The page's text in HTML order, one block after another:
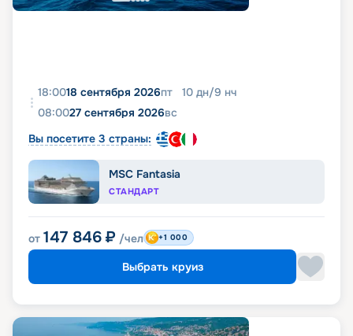
18:0018 сентября 2026пт 10 дн/9 нч
08:0027 сентября 2026вс
Вы посетите 3 страны:
MSC Fantasia
СТАНДАРТ
от 147 846 ₽ /чел +1 000
Выбрать круиз